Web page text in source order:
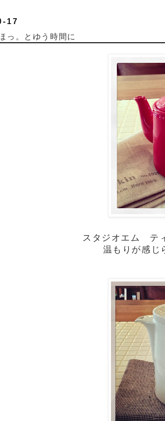
17
っ。とゆう時間に
スタジオエム
温もりが感じ